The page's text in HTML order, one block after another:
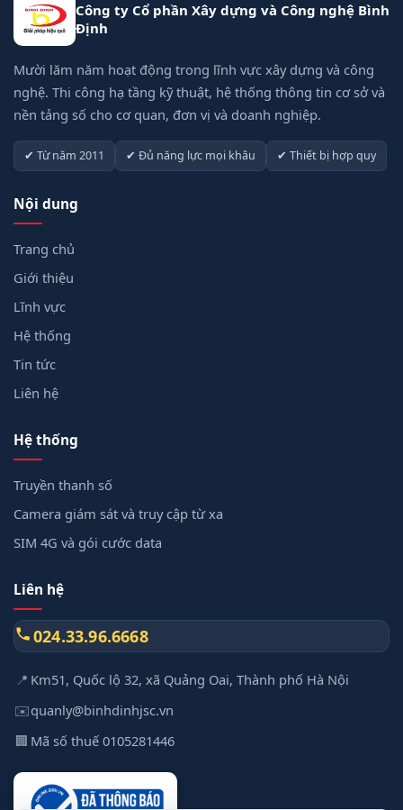
Công ty Cổ phần Xây dựng và Công nghệ Bình
Định
Mười lăm năm hoạt động trong lĩnh vực xây dựng và công
nghệ. Thi công hạ tầng kỹ thuật, hệ thống thông tin cơ sở và
nền tảng số cho cơ quan, đơn vị và doanh nghiệp.
✔ Từ năm 2011 ✔ Đủ năng lực mọi khâu ✔ Thiết bị hợp quy
Nội dung
Trang chủ
Giới thiệu
Lĩnh vực
Hệ thống
Tin tức
Liên hệ
Hệ thống
Truyền thanh số
Camera giám sát và truy cập từ xa
SIM 4G và gói cước data
Liên hệ
024.33.96.6668
📍 Km51, Quốc lộ 32, xã Quảng Oai, Thành phố Hà Nội
✉️quanly@binhdinhjsc.vn
🏢 Mã số thuế 0105281446